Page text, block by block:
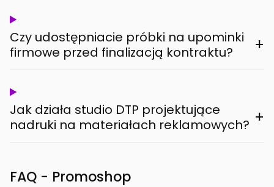
Czy udostępniacie próbki na upominki
firmowe przed finalizacją kontraktu?
+
Jak działa studio DTP projektujące
nadruki na materiałach reklamowych? +
FAQ - Promoshop